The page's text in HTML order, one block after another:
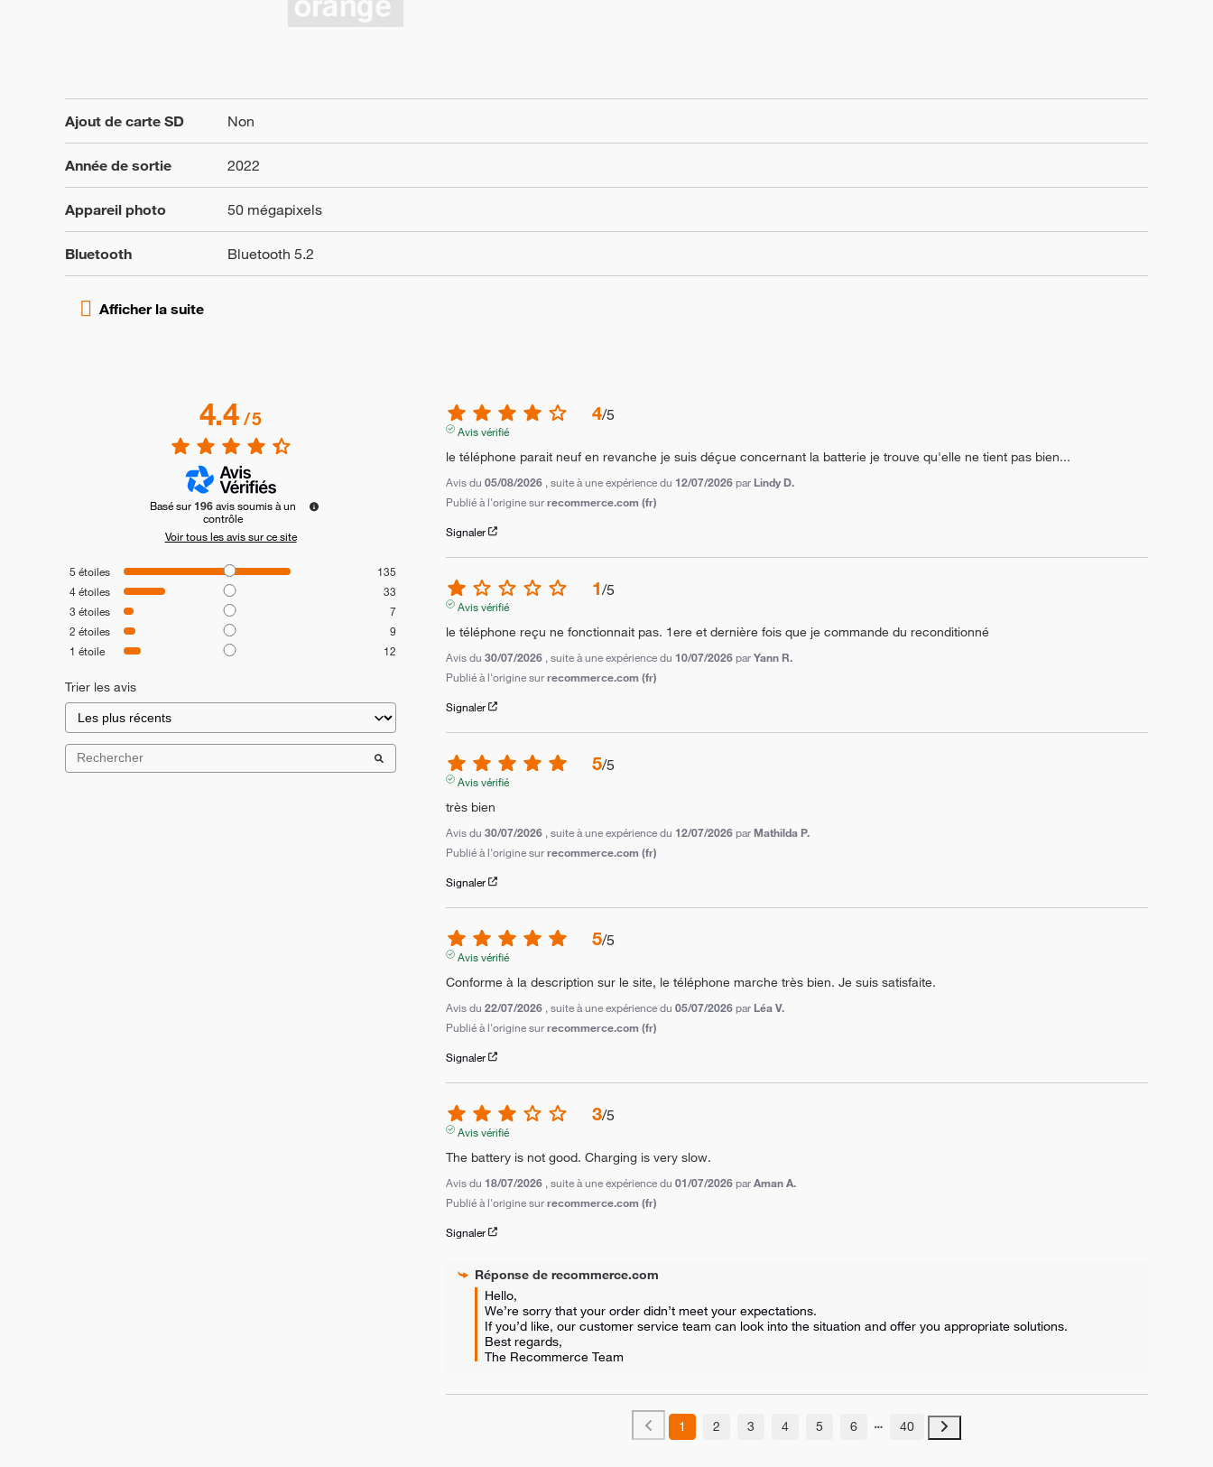
Ajout de carte SD Non
Année de sortie 2022
Appareil photo 50 mégapixels
Bluetooth Bluetooth 5.2
4.4/5
Basé sur 196 avis soumis à un
contrôle
Voir tous les avis sur ce site
5 étoiles
135
4étoiles
33
3 étoiles
7
2 étoiles
9
1 étoile 12
Trier les avis
4/5
Avis vérifié
le téléphone parait neuf en revanche je suis déçue concernant la batterie je trouve qu'elle ne tient pas bien...
Avis du05/08/2026 , suite à une expérience du 12/07/2026 par Lindy D.
Publié à l'origine surrecommerce.com (fr)
Signaler
1/5
Avis vérifié
le téléphone reçu ne fonctionnait pas. 1ere et dernière fois que je commande du reconditionné
Avis du30/07/2026 , suite à une expérience du 10/07/2026 parYann R.
Publié à l'origine surrecommerce.com (fr)
Signaler
5/5
Avis vérifié
très bien
Avis du30/07/2026 , suite à une expérience du 12/07/2026 par Mathilda P.
Publié à l'origine surrecommerce.com (fr)
Signaler
5/5
Avis vérifié
Conforme à la description sur le site, le téléphone marche très bien. Je suis satisfaite.
Avis du22/07/2026 , suite à une expérience du05/07/2026 par Léa V.
Publié à l'origine surrecommerce.com (fr)
Signaler
3/5
Avis vérifié
The battery is not good. Charging is very slow.
Avis du 18/07/2026 , suite à une expérience du01/07/2026 parAman A.
Publié à l'origine surrecommerce.com (fr)
Signaler
Réponse derecommerce.com
Hello,
We’re sorry that your order didn’t meet your expectations.
If you’d like, our customer service team can look into the situation and offer you appropriate solutions.
Best regards,
The Recommerce Team
1 2 3 4 5 6 40